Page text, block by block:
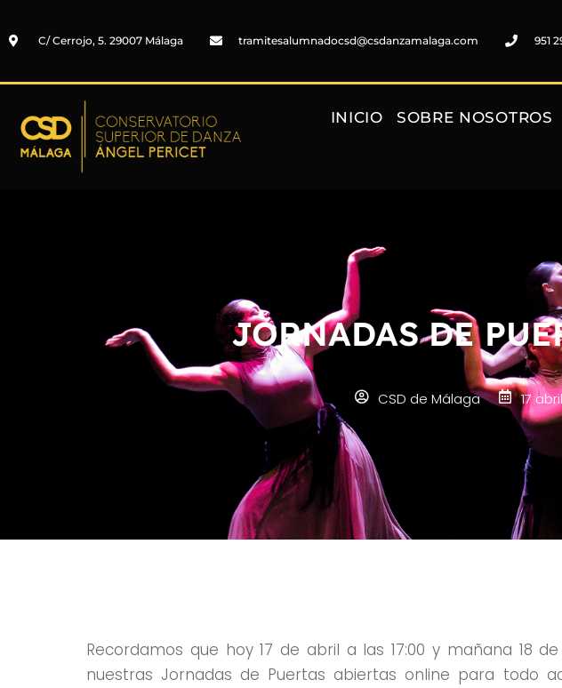
C/ Cerrojo, 5. 29007 Málaga tramitesalumnadocsd@csdanzamalaga.com 951
INICIO SOBRE NOSOTROS
JORNADAS DE
CSD de Málaga 17
Recordamos que hoy 17 de abril a las 17:00 y mañana 18
nuestras Jornadas de Puertas abiertas online para todo